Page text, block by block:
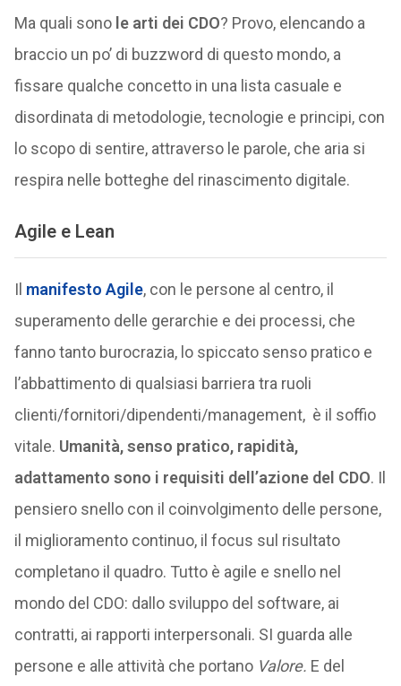
Ma quali sonole arti dei CDO? Provo, elencando a
braccio un po’ di buzzword di questo mondo, a
fissare qualche concetto in una lista casuale e
disordinata di metodologie, tecnologie e principi, con
lo scopo di sentire, attraverso le parole, che aria si
respira nelle botteghe del rinascimento digitale.
Agile e Lean
Il manifesto Agile, con le persone al centro, il
superamento delle gerarchie e dei processi, che
fanno tanto burocrazia, lo spiccato senso pratico e
l’abbattimento di qualsiasi barriera tra ruoli
clienti/fornitori/dipendenti/management, è il soffio
vitale. Umanità, senso pratico, rapidità,
adattamento sono i requisiti dell’azione del CDO. Il
pensiero snello con il coinvolgimento delle persone,
il miglioramento continuo, il focus sul risultato
completano il quadro. Tutto è agile e snello nel
mondo del CDO: dallo sviluppo del software, ai
contratti, ai rapporti interpersonali. SI guarda alle
persone e alle attività che portano Valore. E del